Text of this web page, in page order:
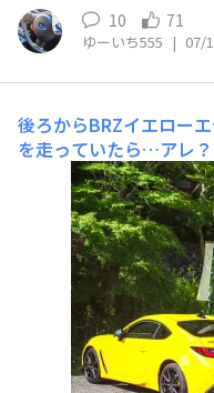
10 71
ゆーいち555 | 07/
後ろからBRZイエロー
を走っていたら…アレ
ーエディションか？っ
ら、シッカリとBRZと
ロ走った先のジャリだ
後ろに走っていたBRZ
お話をして撮影させて